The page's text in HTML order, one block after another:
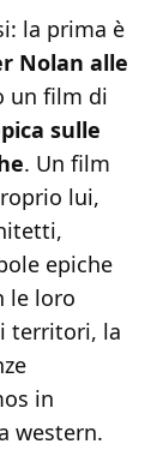
la prima è
Nolan alle
un film di
sulle
. Un film
lui,
epiche
le loro
territori, la
in
western.